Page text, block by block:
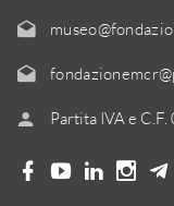
Partita IVA e